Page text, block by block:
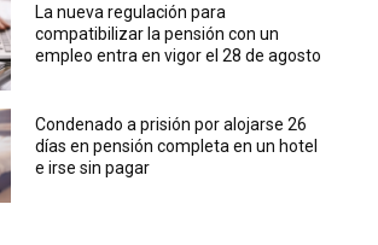
La nueva regulación para
compatibilizar la pensión con un
empleo entra en vigor el 28 de agosto
Condenado a prisión por alojarse 26
días en pensión completa en un hotel
e irse sin pagar